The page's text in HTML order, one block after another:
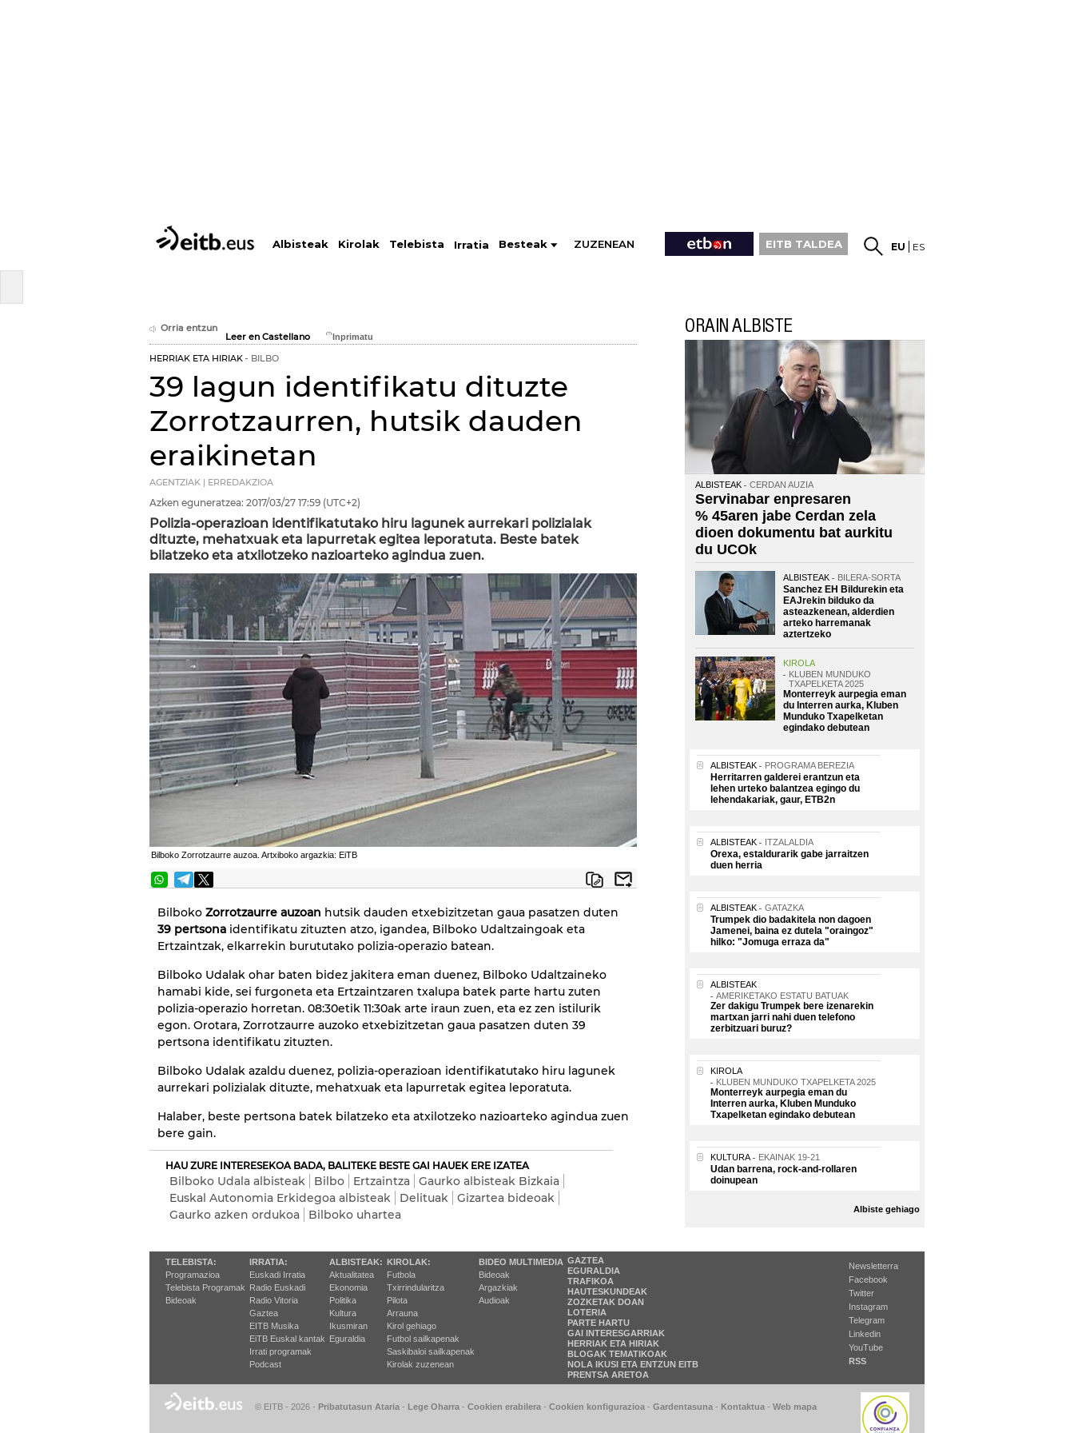
Albisteak Kirolak Telebista Irratia Besteak ZUZENEAN EITB TALDEA EU ES
Orria entzun
Leer en Castellano
HERRIAK ETA HIRIAK BILBO
39 lagun identifikatu dituzte
Zorrotzaurren, hutsik dauden
eraikinetan
AGENTZIAK | ERREDAKZIOA
Azken eguneratzea: 2017/03/27 17:59 (UTC+2)
Polizia-operazioan identifikatutako hiru lagunek aurrekari polizialak
dituzte, mehatxuak eta lapurretak egitea leporatuta. Beste batek
bilatzeko eta atxilotzeko nazioarteko agindua zuen.
Bilboko Zorrotzaurre auzoa. Artxiboko argazkia: EiTB
Bilboko Zorrotzaurre auzoan hutsik dauden etxebizitzetan gaua pasatzen duten
39 pertsona identifikatu zituzten atzo, igandea, Bilboko Udaltzaingoak eta
Ertzaintzak, elkarrekin burututako polizia-operazio batean.
Bilboko Udalak ohar baten bidez jakitera eman duenez, Bilboko Udaltzaineko
hamabi kide, sei furgoneta eta Ertzaintzaren txalupa batek parte hartu zuten
polizia-operazio horretan. 08:30etik 11:30ak arte iraun zuen, eta ez zen istilurik
egon. Orotara, Zorrotzaurre auzoko etxebizitzetan gaua pasatzen duten 39
pertsona identifikatu zituzten.
Bilboko Udalak azaldu duenez, polizia-operazioan identifikatutako hiru lagunek
aurrekari polizialak dituzte, mehatxuak eta lapurretak egitea leporatuta.
Halaber, beste pertsona batek bilatzeko eta atxilotzeko nazioarteko agindua zuen
bere gain.
HAU ZURE INTERESEKOA BADA, BALITEKE BESTE GAI HAUEK ERE IZATEA
Bilboko Udala albisteak Bilbo Ertzaintza
Gaurko albisteak Bizkaia
Euskal Autonomia Erkidegoa albisteak
Delituak
Gizartea bideoak
Gaurko azken ordukoa
Bilboko uhartea
ORAIN ALBISTE
ALBISTEAK CERDAN AUZIA
Servinabar enpresaren
% 45aren jabe Cerdan zela
dioen dokumentu bat aurkitu
du UCOk
ALBISTEAK BILERA-SORTA
Sanchez EH Bildurekin eta
EAJrekin bilduko da
asteazkenean, alderdien
arteko harremanak
aztertzeko
KIROLA
KLUBEN MUNDUKO
TXAPELKETA 2025
Monterreyk aurpegia eman
du Interren aurka, Kluben
Munduko Txapelketan
egindako debutean
ALBISTEAK PROGRAMA BEREZIA
Herritarren galderei erantzun eta
lehen urteko balantzea egingo du
lehendakariak, gaur, ETB2n
ALBISTEAK ITZALALDIA
Orexa, estaldurarik gabe jarraitzen
duen herria
ALBISTEAK GATAZKA
Trumpek dio badakitela non dagoen
Jamenei, baina ez dutela "oraingoz"
hilko: "Jomuga erraza da"
ALBISTEAK
AMERIKETAKO ESTATU BATUAK
Zer dakigu Trumpek bere izenarekin
martxan jarri nahi duen telefono
zerbitzuari buruz?
KIROLA
KLUBEN MUNDUKO TXAPELKETA 2025
Monterreyk aurpegia eman du
Interren aurka, Kluben Munduko
Txapelketan egindako debutean
KULTURA EKAINAK 19-21
Udan barrena, rock-and-rollaren
doinupean
Albiste gehiago
TELEBISTA:
Programazioa
Telebista Programak
Bideoak
IRRATIA:
Euskadi Irratia
Radio Euskadi
Radio Vitoria
Gaztea
EITB Musika
EiTB Euskal kantak
Irrati programak
Podcast
ALBISTEAK:
Aktualitatea
Ekonomia
Politika
Kultura
Ikusmiran
Eguraldia
KIROLAK:
Futbola
Txirrindularitza
Pilota
Arrauna
Kirol gehiago
Futbol sailkapenak
Saskibaloi sailkapenak
Kirolak zuzenean
BIDEO MULTIMEDIA
Bideoak
Argazkiak
Audioak
GAZTEA
EGURALDIA
TRAFIKOA
HAUTESKUNDEAK
ZOZKETAK DOAN
LOTERIA
PARTE HARTU
GAI INTERESGARRIAK
HERRIAK ETA HIRIAK
BLOGAK TEMATIKOAK
NOLA IKUSI ETA ENTZUN EITB
PRENTSA ARETOA
Newsletterra
Facebook
Twitter
Instagram
Telegram
Linkedin
YouTube
RSS
© EITB - 2026 - Pribatutasun Ataria - Lege Oharra - Cookien erabilera - Cookien konfigurazioa - Gardentasuna - Kontaktua - Web mapa